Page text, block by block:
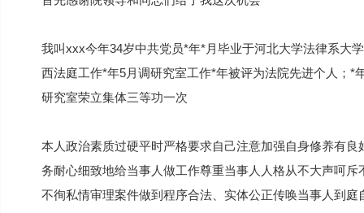
我叫xxx今年34岁中共党员*年*月毕业于河北大学法律系大
西法庭工作*年5月调研究室工作*年被评为法院先进个人；
研究室荣立集体三等功一次
本人政治素质过硬平时严格要求自己注意加强自身修养有
务耐心细致地给当事人做工作尊重当事人人格从不大声呵
不徇私情审理案件做到程序合法、实体公正传唤当事人到